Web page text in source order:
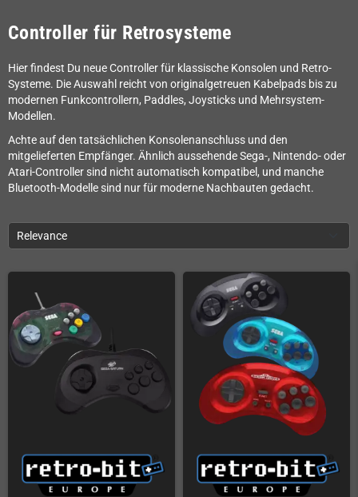
Controller für Retrosysteme
Hier findest Du neue Controller für klassische Konsolen und Retro-
Systeme. Die Auswahl reicht von originalgetreuen Kabelpads bis zu
modernen Funkcontrollern, Paddles, Joysticks und Mehrsystem-
Modellen.
Achte auf den tatsächlichen Konsolenanschluss und den
mitgelieferten Empfänger. Ähnlich aussehende Sega-, Nintendo- oder
Atari-Controller sind nicht automatisch kompatibel, und manche
Bluetooth-Modelle sind nur für moderne Nachbauten gedacht.
Relevance